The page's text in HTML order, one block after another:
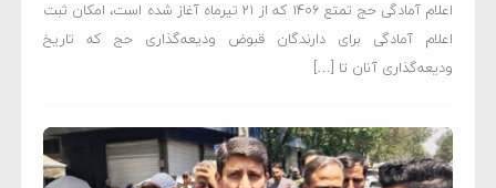
اعلام آمادگی حج تمتع ۱۴۰۶ که از ۲۱ تیرماه آغاز شده است، امکان ثبت
اعلام آمادگی برای دارندگان قبوض ودیعه‌گذاری حج که تاریخ
ودیعه‌گذاری آنان تا […]